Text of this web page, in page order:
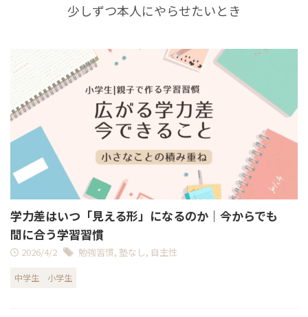
少しずつ本人にやらせたいとき
学力差はいつ「見える形」になるのか｜今からでも
間に合う学習習慣
2026/4/2 勉強習慣, 塾なし, 自主性
中学生 小学生